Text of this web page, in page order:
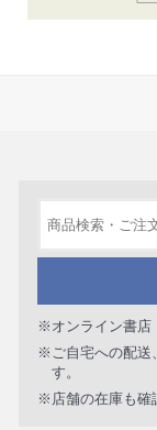
※オンライン書店
※ご自宅への配送
す。
※店舗の在庫も確